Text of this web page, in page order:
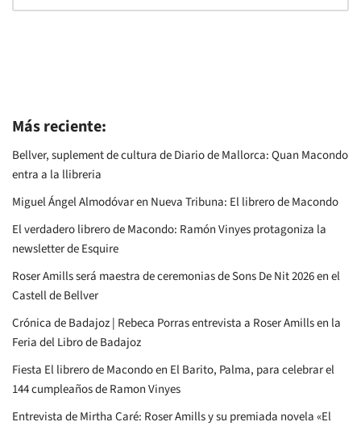
Más reciente:
Bellver, suplement de cultura de Diario de Mallorca: Quan Macondo
entra a la llibreria
Miguel Ángel Almodóvar en Nueva Tribuna: El librero de Macondo
El verdadero librero de Macondo: Ramón Vinyes protagoniza la
newsletter de Esquire
Roser Amills será maestra de ceremonias de Sons De Nit 2026 en el
Castell de Bellver
Crónica de Badajoz | Rebeca Porras entrevista a Roser Amills en la
Feria del Libro de Badajoz
Fiesta El librero de Macondo en El Barito, Palma, para celebrar el
144 cumpleaños de Ramon Vinyes
Entrevista de Mirtha Caré: Roser Amills y su premiada novela «El